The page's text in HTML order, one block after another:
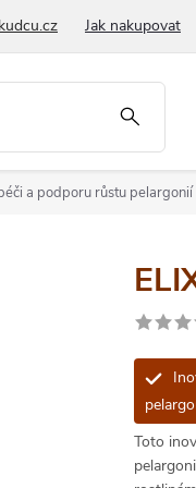
Jak nakupovat
a podporu růstu
Toto